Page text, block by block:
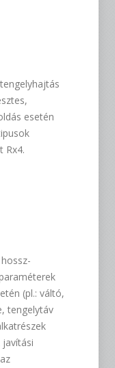
esetén
Rx4.
(pl.: váltó,
tengelytáv
javítási